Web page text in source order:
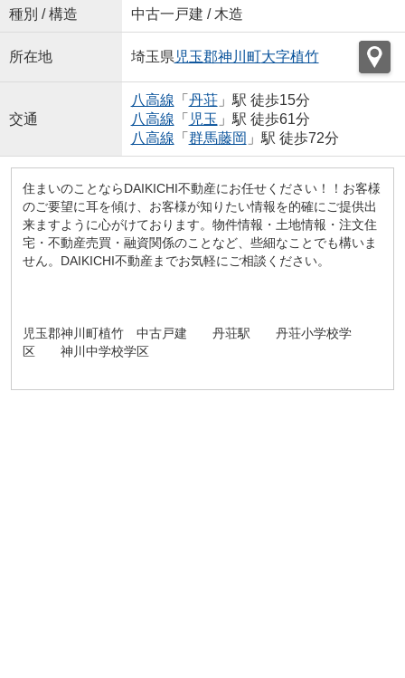
種別 / 構造 中古一戸建 / 木造
所在地 埼玉県 児玉郡神川町大字植竹
交通
八高線 「 丹荘」駅 徒歩15分
八高線 「 児玉 」駅 徒歩61分
八高線 「 群馬藤岡 」駅 徒歩72分
住まいのことならDAIKICHI不動産にお任せください！！お客様
のご要望に耳を傾け、お客様が知りたい情報を的確にご提供出
来ますように心がけております。物件情報・土地情報・注文住
宅・不動産売買・融資関係のことなど、些細なことでも構いま
せん。DAIKICHI不動産までお気軽にご相談ください。
児玉郡神川町植竹 中古戸建 丹荘駅 丹荘小学校学
区 神川中学校学区